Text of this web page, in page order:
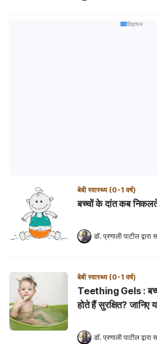
विज्ञापन
बेबी स्वास्थ्य (0-1 वर्ष)
बच्चों के दांत कब
डॉ. प्रणाली पाटील द्वारा
बेबी स्वास्थ्य (0-1 वर्ष)
Teething Gels :
होते हैं सुरक्षित? जानिए
डॉ. प्रणाली पाटील द्वारा